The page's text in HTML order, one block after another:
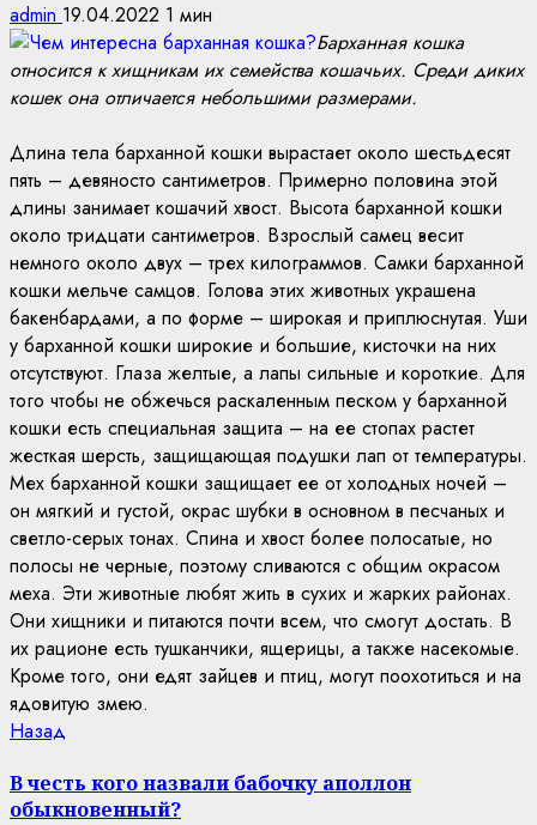
admin 19.04.2022 1 мин
Барханная кошка
относится к хищникам их семейства кошачьих. Среди диких
кошек она отличается небольшими размерами.
Длина тела барханной кошки вырастает около шестьдесят
пять – девяносто сантиметров. Примерно половина этой
длины занимает кошачий хвост. Высота барханной кошки
около тридцати сантиметров. Взрослый самец весит
немного около двух – трех килограммов. Самки барханной
кошки мельче самцов. Голова этих животных украшена
бакенбардами, а по форме – широкая и приплюснутая. Уши
у барханной кошки широкие и большие, кисточки на них
отсутствуют. Глаза желтые, а лапы сильные и короткие. Для
того чтобы не обжечься раскаленным песком у барханной
кошки есть специальная защита – на ее стопах растет
жесткая шерсть, защищающая подушки лап от температуры.
Мех барханной кошки защищает ее от холодных ночей –
он мягкий и густой, окрас шубки в основном в песчаных и
светло-серых тонах. Спина и хвост более полосатые, но
полосы не черные, поэтому сливаются с общим окрасом
меха. Эти животные любят жить в сухих и жарких районах.
Они хищники и питаются почти всем, что смогут достать. В
их рационе есть тушканчики, ящерицы, а также насекомые.
Кроме того, они едят зайцев и птиц, могут поохотиться и на
ядовитую змею.
Continue
Reading
Назад
В честь кого назвали бабочку аполлон
обыкновенный?